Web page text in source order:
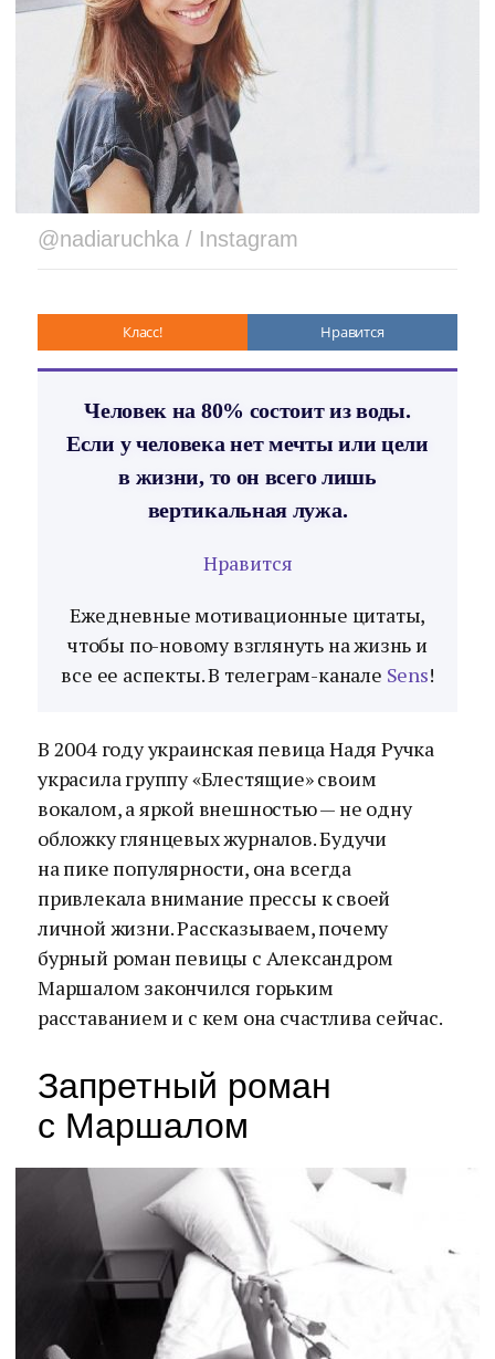
@nadiaruchka / Instagram
Класс! Нравится
Человек на 80% состоит из воды.
Если у человека нет мечты или цели
в жизни, то он всего лишь
вертикальная лужа.
Нравится
Ежедневные мотивационные цитаты,
чтобы по-новому взглянуть на жизнь и
все ее аспекты. В телеграм-канале Sens!
В 2004 году украинская певица Надя Ручка
украсила группу «Блестящие» своим
вокалом, а яркой внешностью — не одну
обложку глянцевых журналов. Будучи
на пике популярности, она всегда
привлекала внимание прессы к своей
личной жизни. Рассказываем, почему
бурный роман певицы с Александром
Маршалом закончился горьким
расставанием и с кем она счастлива сейчас.
Запретный роман
с Маршалом